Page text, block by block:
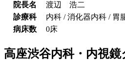
院長名
渡辺 浩二
診療科
内科 / 消化器内科 / 胃
病床数
0床
高座渋谷内科・内視